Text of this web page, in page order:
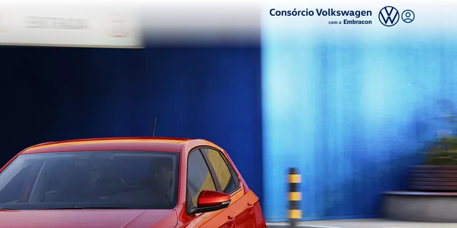
Logo Consórcio Volkswagen com a Embracon